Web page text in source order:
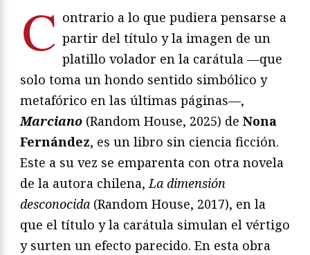
C ontrario a lo que pudiera pensarse a
partir del título y la imagen de un
platillo volador en la carátula —que
solo toma un hondo sentido simbólico y
metafórico en las últimas páginas—,
Marciano (Random House, 2025) de Nona
Fernández, es un libro sin ciencia ficción.
Este a su vez se emparenta con otra novela
de la autora chilena,La dimensión
desconocida (Random House, 2017), en la
que el título y la carátula simulan el vértigo
y surten un efecto parecido. En esta obra